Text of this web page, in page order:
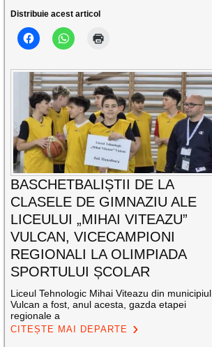
Distribuie acest articol
BASCHETBALIȘTII DE LA
CLASELE DE GIMNAZIU ALE
LICEULUI „MIHAI VITEAZU”
VULCAN, VICECAMPIONI
REGIONALI LA OLIMPIADA
SPORTULUI ȘCOLAR
Liceul Tehnologic Mihai Viteazu din municipiul
Vulcan a fost, anul acesta, gazda etapei
regionale a
CITEȘTE MAI DEPARTE